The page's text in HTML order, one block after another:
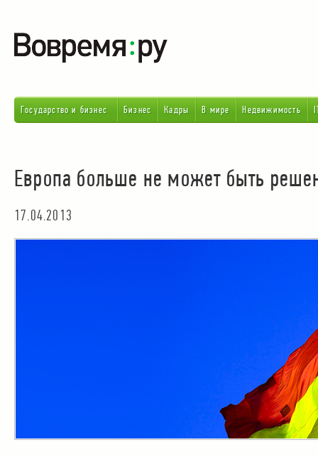
Государство и бизнес Бизнес Кадры В мире Недвижимость
Европа больше не может быть
17.04.2013